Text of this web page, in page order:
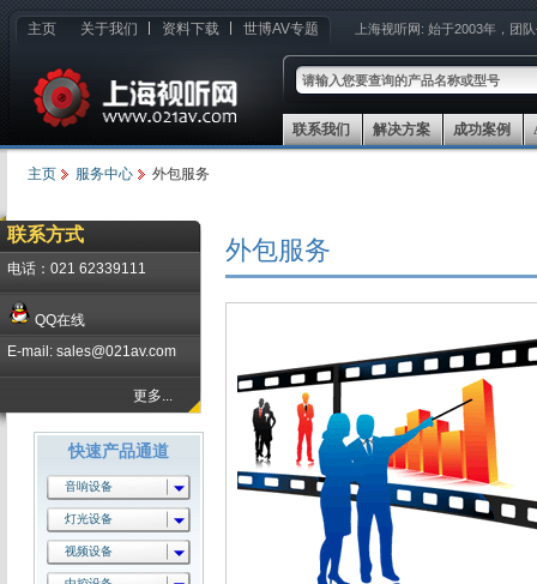
主页 关于我们 资料下载 世博AV专题 上海视听网: 始于2003年，团
联系我们 解决方案 成功案例
主页 服务中心 外包服务
外包服务
联系方式
电话：021 62339111
QQ在线
E-mail: sales@021av.com
更多...
快速产品通道
音响设备
灯光设备
视频设备